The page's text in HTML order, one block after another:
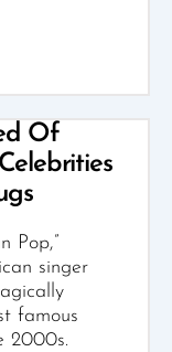
Of
Pop,”
singer
famous
2000s.